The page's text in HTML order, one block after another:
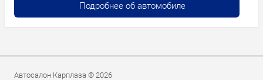
Подробнее об автомобиле
Автосалон Карплаза ® 2026